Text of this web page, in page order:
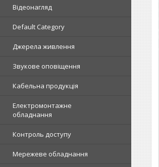
Відеонагляд
Default Category
Джерела живлення
Звукове оповіщення
Кабельна продукція
Електромонтажне
обладнання
Контроль доступу
Мережеве обладнання